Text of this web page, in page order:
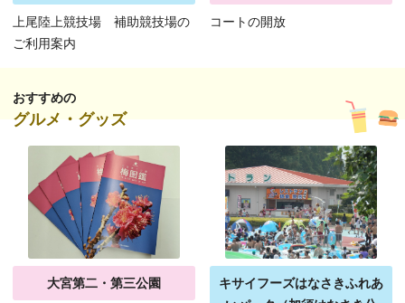
上尾陸上競技場 補助競技場の
ご利用案内
コートの開放
おすすめの
グルメ・グッズ
大宮第二・第三公園
キサイフーズはなさきふれあ